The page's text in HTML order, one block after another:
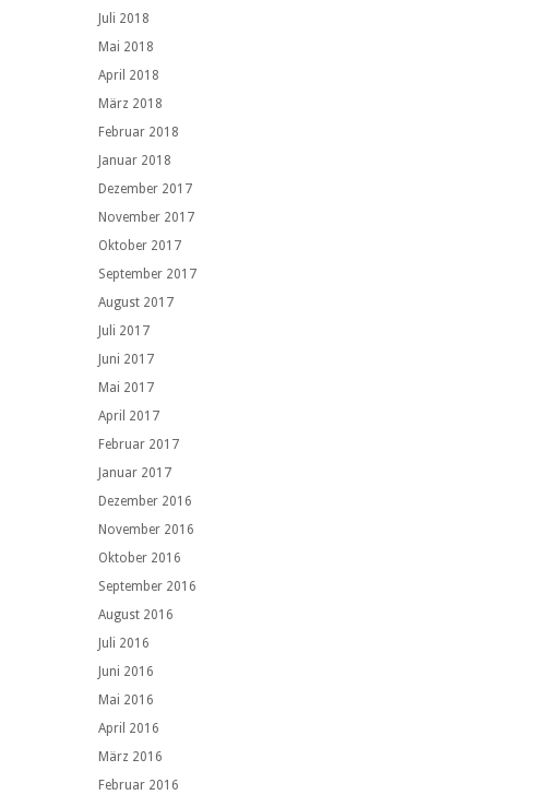
Juli 2018
Mai 2018
April 2018
März 2018
Februar 2018
Januar 2018
Dezember 2017
November 2017
Oktober 2017
September 2017
August 2017
Juli 2017
Juni 2017
Mai 2017
April 2017
Februar 2017
Januar 2017
Dezember 2016
November 2016
Oktober 2016
September 2016
August 2016
Juli 2016
Juni 2016
Mai 2016
April 2016
März 2016
Februar 2016